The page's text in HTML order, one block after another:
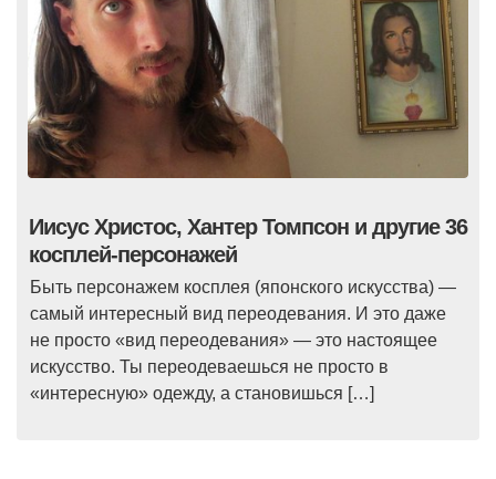
Иисус Христос, Хантер Томпсон и другие 36
косплей-персонажей
Быть персонажем косплея (японского искусства) —
самый интересный вид переодевания. И это даже
не просто «вид переодевания» — это настоящее
искусство. Ты переодеваешься не просто в
«интересную» одежду, а становишься […]